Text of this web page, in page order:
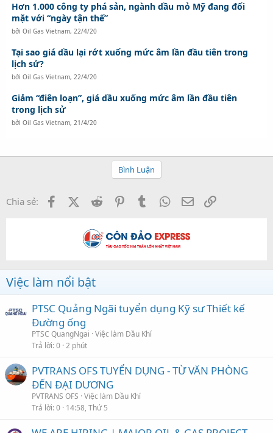
Hơn 1.000 công ty phá sản, ngành dầu mỏ Mỹ đang đối
mặt với “ngày tận thế”
bởi Oil Gas Vietnam, 22/4/20
Tại sao giá dầu lại rớt xuống mức âm lần đầu tiên trong
lịch sử?
bởi Oil Gas Vietnam, 22/4/20
Giảm “điên loạn”, giá dầu xuống mức âm lần đầu tiên
trong lịch sử
bởi Oil Gas Vietnam, 21/4/20
Bình Luận
Chia sẻ: FacebookX (Twitter)
Reddit PinterestTumblr WhatsApp
Email
Việc làm nổi bật
PTSC Quảng Ngãi tuyển dụng Kỹ sư Thiết kế
Đường ống
PTSC QuangNgai Việc làm Dầu Khí
Trả lời 0 2 phút
PVTRANS OFS TUYỂN DỤNG - TỪ VĂN PHÒNG
ĐẾN ĐẠI DƯƠNG
PVTRANS OFS Việc làm Dầu Khí
Trả lời 0 14:58, Thứ 5